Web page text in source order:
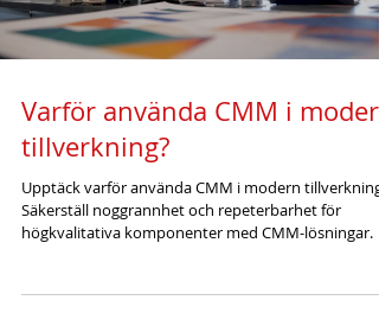
Varför använda CMM i modern
tillverkning?
Upptäck varför använda CMM i modern tillverkning.
Säkerställ noggrannhet och repeterbarhet för
högkvalitativa komponenter med CMM-lösningar.